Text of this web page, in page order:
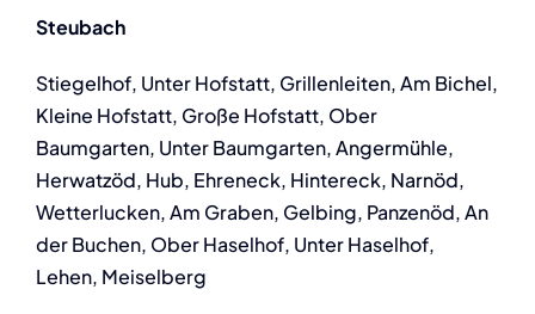
Steubach
Stiegelhof, Unter Hofstatt, Grillenleiten, Am Bichel,
Kleine Hofstatt, Große Hofstatt, Ober
Baumgarten, Unter Baumgarten, Angermühle,
Herwatzöd, Hub, Ehreneck, Hintereck, Narnöd,
Wetterlucken, Am Graben, Gelbing, Panzenöd, An
der Buchen, Ober Haselhof, Unter Haselhof,
Lehen, Meiselberg